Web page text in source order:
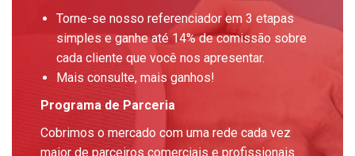
Torne-se nosso referenciador em 3 etapas
simples e ganhe até 14% de comissão sobre
cada cliente que você nos apresentar.
Mais consulte, mais ganhos!
Programa de Parceria
Cobrimos o mercado com uma rede cada vez
maior de parceiros comerciais e profissionais